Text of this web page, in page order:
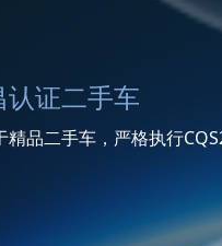
认证二手车
精品二手车，严格执行